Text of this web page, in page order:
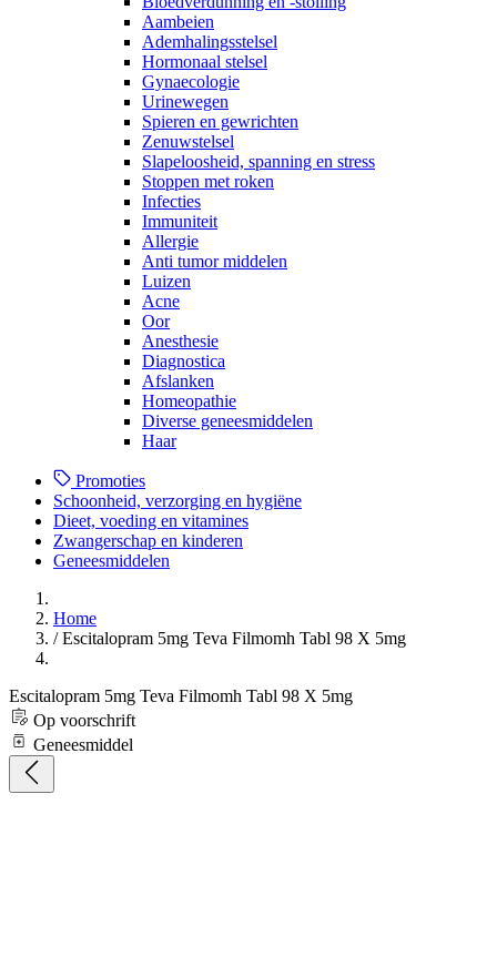
Aambeien
Ademhalingsstelsel
Hormonaal stelsel
Gynaecologie
Urinewegen
Spieren en gewrichten
Zenuwstelsel
Slapeloosheid, spanning en stress
Stoppen met roken
Infecties
Immuniteit
Allergie
Anti tumor middelen
Luizen
Acne
Oor
Anesthesie
Diagnostica
Afslanken
Homeopathie
Diverse geneesmiddelen
Haar
Promoties
Schoonheid, verzorging en hygiëne
Dieet, voeding en vitamines
Zwangerschap en kinderen
Geneesmiddelen
Home
/ Escitalopram 5mg Teva Filmomh Tabl 98 X 5mg
Escitalopram 5mg Teva Filmomh Tabl 98 X 5mg
Op voorschrift
Geneesmiddel